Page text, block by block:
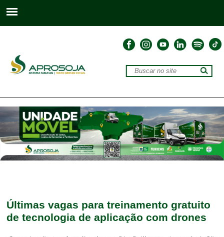
Últimas vagas para treinamento gratuito
de tecnologia de aplicação com drones